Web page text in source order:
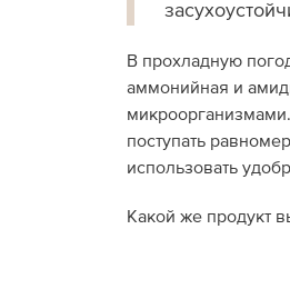
В прохладную
аммонийная и
поступать
использовать
Какой же продукт